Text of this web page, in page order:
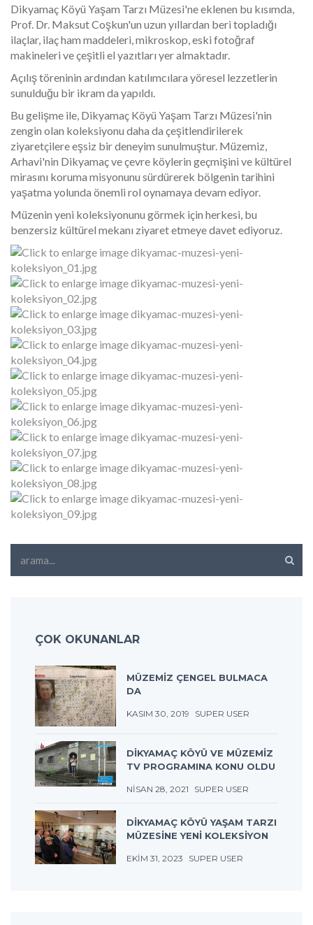
Dikyamaç Köyü Yaşam Tarzı Müzesi'ne eklenen bu kısımda,
Prof. Dr. Maksut Coşkun'un uzun yıllardan beri topladığı
ilaçlar, ilaç ham maddeleri, mikroskop, eski fotoğraf
makineleri ve çeşitli el yazıtları yer almaktadır.
Açılış töreninin ardından katılımcılara yöresel lezzetlerin
sunulduğu bir ikram da yapıldı.
Bu gelişme ile, Dikyamaç Köyü Yaşam Tarzı Müzesi'nin
zengin olan koleksiyonu daha da çeşitlendirilerek
ziyaretçilere eşsiz bir deneyim sunulmuştur. Müzemiz,
Arhavi'nin Dikyamaç ve çevre köylerin geçmişini ve kültürel
mirasını koruma misyonunu sürdürerek bölgenin tarihini
yaşatma yolunda önemli rol oynamaya devam ediyor.
Müzenin yeni koleksiyonunu görmek için herkesi, bu
benzersiz kültürel mekanı ziyaret etmeye davet ediyoruz.
ÇOK OKUNANLAR
MÜZEMİZ ÇENGEL BULMACA
DA
KASIM 30, 2019 SUPER USER
DİKYAMAÇ KÖYÜ VE MÜZEMİZ
TV PROGRAMINA KONU OLDU
NISAN 28, 2021 SUPER USER
DIKYAMAÇ KÖYÜ YAŞAM TARZI
MÜZESINE YENI KOLEKSIYON
EKIM 31, 2023 SUPER USER